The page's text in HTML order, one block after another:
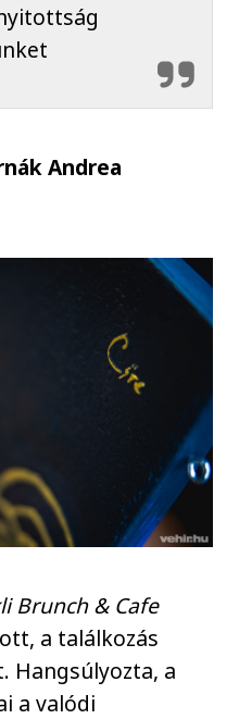
Andrea
Brunch & Cafe
a találkozás
Hangsúlyozta, a
a valódi